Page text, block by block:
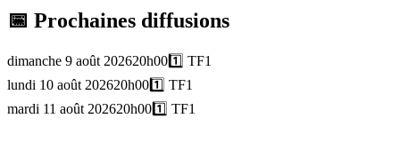
📅 Prochaines diffusions
dimanche 9 août 202620h001️⃣ TF1
lundi 10 août 202620h001️⃣ TF1
mardi 11 août 202620h001️⃣ TF1